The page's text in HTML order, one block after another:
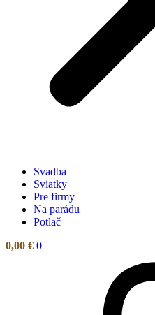
Svadba
Sviatky
Pre firmy
Na parádu
Potlač
0,00 € 0